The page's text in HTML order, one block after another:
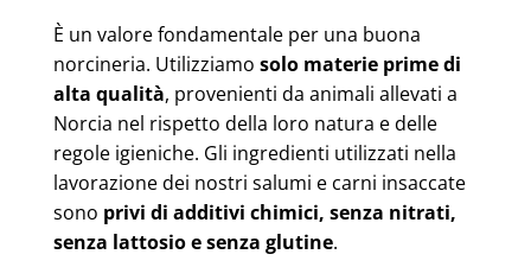
È un valore fondamentale per una buona
norcineria. Utilizziamo solo materie prime di
alta qualità, provenienti da animali allevati a
Norcia nel rispetto della loro natura e delle
regole igieniche. Gli ingredienti utilizzati nella
lavorazione dei nostri salumi e carni insaccate
sono privi di additivi chimici, senza nitrati,
senza lattosio e senza glutine.